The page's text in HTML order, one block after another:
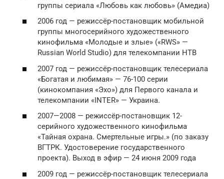
группы сериала «Любовь как любовь» (Амедиа)
2006 год — режиссёр-постановщик мобильной
группы многосерийного художественного
кинофильма «Молодые и злые» («RWS» —
Russian World Studio) для телекомпании НТВ
2007 год — режиссёр-постановщик телесериала
«Богатая и любимая» — 76-100 серии
(кинокомпания «Эхо») для Первого канала и
телекомпании «INTER» — Украина.
2007—2008 — режиссёр-постановщик 12-
серийного художественного кинофильма
«Тайная охрана. Смертельные игры.» (по заказу
ВГТРК. Удостоверение государственного
проекта). Выход в эфир — 24 июня 2009 года
2009 год — режиссёр-постановщик телесериала